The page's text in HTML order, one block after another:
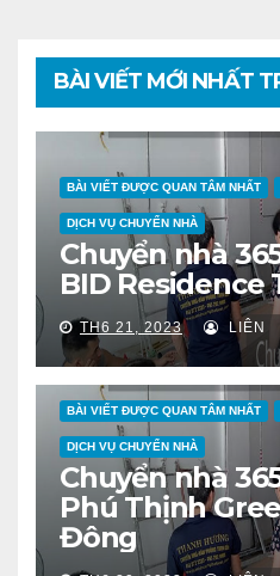
BÀI VIẾT MỚI NHẤT
BÀI VIẾT ĐƯỢC QUAN TÂM NHẤT
DỊCH VỤ CHUYỂN NHÀ
Chuyển nhà
BID Residence
TH6 21, 2023 LIÊN
BÀI VIẾT ĐƯỢC QUAN TÂM NHẤT
DỊCH VỤ CHUYỂN NHÀ
Chuyển nhà
Phú Thịnh
Đông